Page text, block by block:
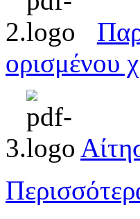
2.
ορισμένου
3.